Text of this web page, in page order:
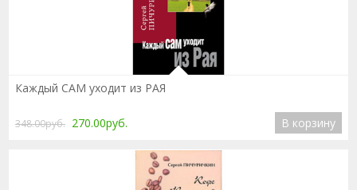
Подробнее
Каждый САМ уходит из РАЯ
348.00руб. 270.00руб. В корзину